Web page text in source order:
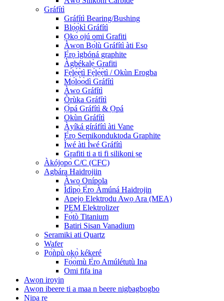
Gráfítì
Gráfítì Bearing/Bushing
Blọ́ọ̀kì Gráfítì
Ọkọ̀ ojú omi Grafiti
Àwọn Bọ́lù Gráfítì àti Eso
Ẹ̀rọ ìgbóná graphite
Àgbékalẹ̀ Grafiti
Fẹ́lẹ́ẹ̀tì Fẹ́lẹ́ẹ̀tì / Okùn Erogba
Mọ́lọ́ọ̀dì Gráfítì
Àwo Gráfítì
Òrùka Gráfítì
Ọ̀pá Gráfítì & Ọpá
Okùn Gráfítì
Àyíká gíráfítì àti Vane
Ẹ̀rọ Semikonduktoda Graphite
Ìwé àti Ìwé Gráfítì
Grafiti ti a ti fi silikoni ṣe
Àkójọpọ̀ C/C (CFC)
Agbára Haidrojiin
Àwo Onípola
Ìdìpọ̀ Ẹ̀rọ Àmúná Haidrojin
Apejọ Elektrodu Awọ Ara (MEA)
PEM Elektrolizer
Fọ́tò Titanium
Batiri Sisan Vanadium
Seramiki ati Quartz
Wafer
Pọ́ǹpù ọkọ̀ kékeré
Fọ́ọ̀mù Ẹ̀rọ Amúlétutù Ina
Omi fifa ina
Awọn iroyin
Awọn ibeere ti a maa n beere nigbagbogbo
Nipa re